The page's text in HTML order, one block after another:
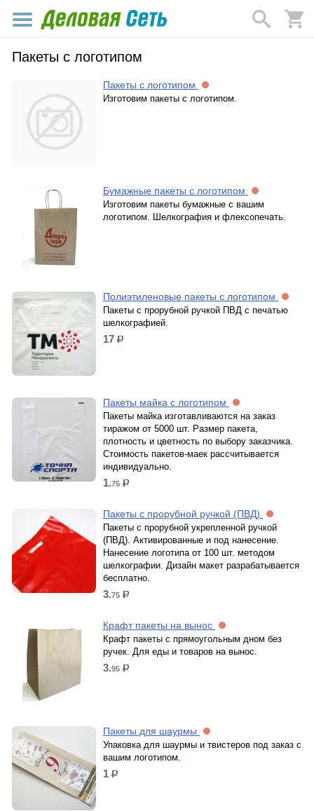
Пакеты с логотипом
Пакеты с логотипом
Изготовим пакеты с логотипом.
Бумажные пакеты с логотипом
Изготовим пакеты бумажные с вашим
логотипом. Шелкография и флексопечать.
Полиэтиленовые пакеты с логотипом
Пакеты с прорубной ручкой ПВД с печатью
шелкографией.
17 р.
Пакеты майка с логотипом
Пакеты майка изготавливаются на заказ
тиражом от 5000 шт. Размер пакета,
плотность и цветность по выбору заказчика.
Стоимость пакетов-маек рассчитывается
индивидуально.
1.75 р.
Пакеты с прорубной ручкой (ПВД)
Пакеты с прорубной укрепленной ручкой
(ПВД). Активированные и под нанесение.
Нанесение логотипа от 100 шт. методом
шелкографии. Дизайн макет разрабатывается
бесплатно.
3.75 р.
Крафт пакеты на вынос
Крафт пакеты с прямоугольным дном без
ручек. Для еды и товаров на вынос.
3.95 р.
Пакеты для шаурмы
Упаковка для шаурмы и твистеров под заказ с
вашим логотипом.
1 р.